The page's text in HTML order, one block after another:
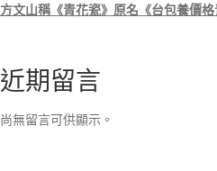
方文山稱《青花瓷》原名《台包養價
近期留言
尚無留言可供顯示。